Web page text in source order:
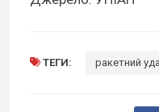
ТЕГИ: ракетний